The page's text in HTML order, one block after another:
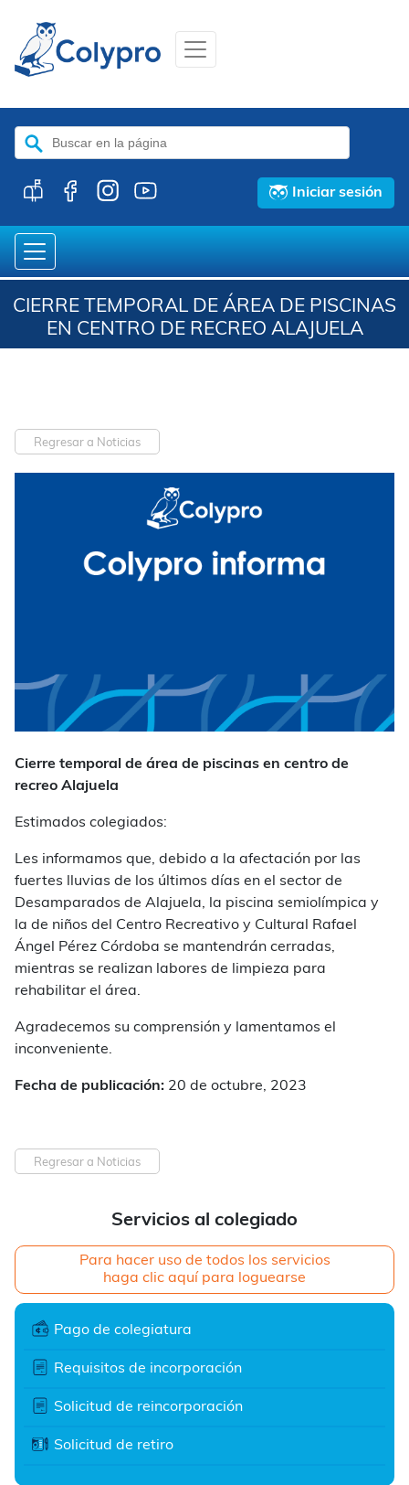
Buscar:
Iniciar sesión
CIERRE TEMPORAL DE ÁREA DE PISCINAS
EN CENTRO DE RECREO ALAJUELA
Servicios al colegiado
Para hacer uso de todos los servicios
haga clic aquí para loguearse
Pago de colegiatura
Requisitos de incorporación
Solicitud de reincorporación
Solicitud de retiro
Regresar a Noticias
Cierre temporal de área de piscinas en centro de
recreo Alajuela
Estimados colegiados:
Les informamos que, debido a la afectación por las
fuertes lluvias de los últimos días en el sector de
Desamparados de Alajuela, la piscina semiolímpica y
la de niños del Centro Recreativo y Cultural Rafael
Ángel Pérez Córdoba se mantendrán cerradas,
mientras se realizan labores de limpieza para
rehabilitar el área.
Agradecemos su comprensión y lamentamos el
inconveniente.
Fecha de publicación: 20 de octubre, 2023
Regresar a Noticias